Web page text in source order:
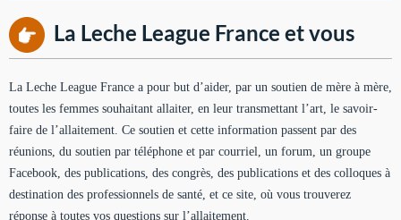
La Leche League France et vous
La Leche League France a pour but d’aider, par un soutien de mère à mère,
toutes les femmes souhaitant allaiter, en leur transmettant l’art, le savoir-
faire de l’allaitement. Ce soutien et cette information passent par des
réunions, du soutien par téléphone et par courriel, un forum, un groupe
Facebook, des publications, des congrès, des publications et des colloques à
destination des professionnels de santé, et ce site, où vous trouverez
réponse à toutes vos questions sur l’allaitement.